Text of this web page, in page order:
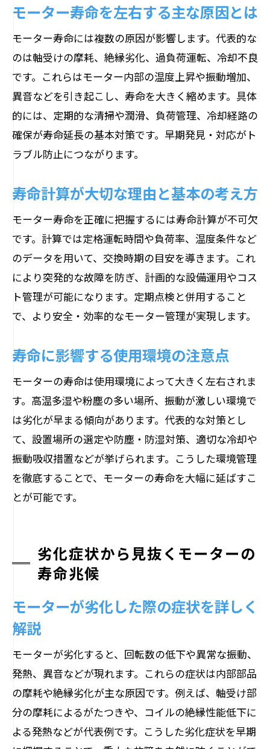
セルモーター寿命の兆候と対策を詳しく
駆動モーター寿命計算のポイントと注意
点
モーター寿命を維持する使用環境の整え
方
寿命予測と計算方法で交換時期を見極める
モーター寿命予測の基本と活用メリット
グ
使用時間と負荷がモーター寿命に与える
影響
小型モーター寿命計算の具体的手順を解
説
産業用モーター寿命計算の考え方と注意
点
ぐ
モーターの寿命を延ばす実践的メンテ術
モーター寿命延長に効果的なメンテナン
ス術
潤滑や清掃でモーター寿命を守る手順解
説
劣化症状別のモーター点検・対策方法
部品交換の目安とモーター寿命への影響
モーター寿命を最大化する定期管理のす
すめ
モーター寿命に配慮した安全管理ポイン
異常発見時の正しい対処とモーター保護
法
長寿命化のための運用上の注意点まとめ
産業用・小型モーター安全使用の基本知
識
モーター寿命を左右する主な原因とは
モーター寿命には複数の原因が影響します。代表的な
のは軸受けの摩耗、絶縁劣化、過負荷運転、冷却不良
です。これらはモーター内部の温度上昇や振動増加、
異音などを引き起こし、寿命を大きく縮めます。具体
的には、定期的な清掃や潤滑、負荷管理、冷却経路の
確保が寿命延長の基本対策です。早期発見・対応がト
ラブル防止につながります。
寿命計算が大切な理由と基本の考え方
モーター寿命を正確に把握するには寿命計算が不可欠
です。計算では定格運転時間や負荷率、温度条件など
のデータを用いて、交換時期の目安を導きます。これ
により突発的な故障を防ぎ、計画的な設備運用やコス
ト管理が可能になります。定期点検と併用すること
で、より安全・効率的なモーター管理が実現します。
寿命に影響する使用環境の注意点
モーターの寿命は使用環境によって大きく左右されま
す。高温多湿や粉塵の多い場所、振動が激しい環境で
は劣化が早まる傾向があります。代表的な対策とし
て、設置場所の選定や防塵・防湿対策、適切な冷却や
振動吸収措置などが挙げられます。こうした環境管理
を徹底することで、モーターの寿命を大幅に延ばすこ
とが可能です。
劣化症状から見抜くモーターの
寿命兆候
モーターが劣化した際の症状を詳しく
解説
モーターが劣化すると、回転数の低下や異常な振動、
発熱、異音などが現れます。これらの症状は内部部品
の摩耗や絶縁劣化が主な原因です。例えば、軸受け部
分の摩耗によるがたつきや、コイルの絶縁性能低下に
よる発熱などが代表例です。こうした劣化症状を早期